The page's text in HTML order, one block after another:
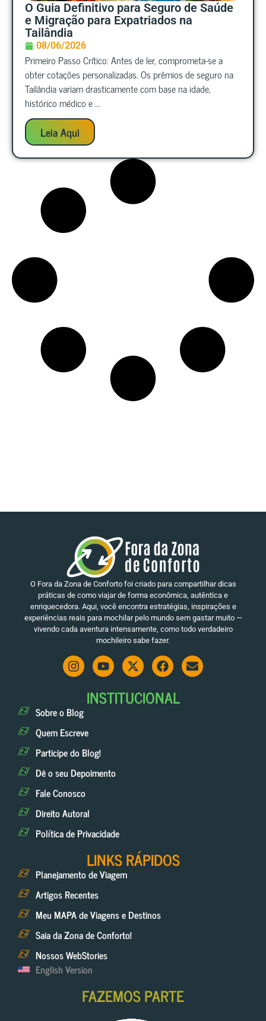
O Guia Definitivo para Seguro de Saúde
e Migração para Expatriados na
Tailândia
08/06/2026
Primeiro Passo Crítico: Antes de ler, comprometa-se a
obter cotações personalizadas. Os prêmios de seguro na
Tailândia variam drasticamente com base na idade,
histórico médico e ...
Leia Aqui
O Fora da Zona de Conforto foi criado para compartilhar dicas
práticas de como viajar de forma econômica, autêntica e
enriquecedora. Aqui, você encontra estratégias, inspirações e
experiências reais para mochilar pelo mundo sem gastar muito —
vivendo cada aventura intensamente, como todo verdadeiro
mochileiro sabe fazer.
INSTITUCIONAL
Sobre o Blog
Quem Escreve
Participe do Blog!
Dê o seu Depoimento
Fale Conosco
Direito Autoral
Política de Privacidade
LINKS RÁPIDOS
Planejamento de Viagem
Artigos Recentes
Meu MAPA de Viagens e Destinos
Saia da Zona de Conforto!
Nossos WebStories
English Version
FAZEMOS PARTE